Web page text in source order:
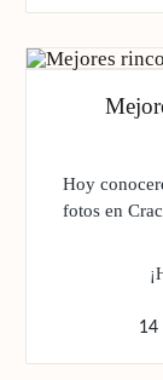
Hoy
fotos en
14